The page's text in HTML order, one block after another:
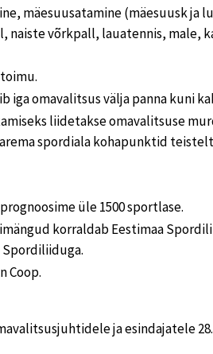
mäesuusatamine (mäesuusk ja
naiste võrkpall, lauatennis, male,
iga omavalitsus välja panna kuni
liidetakse omavalitsuse
spordiala kohapunktid
üle 1500 sportlase.
korraldab Eestimaa
Spordiliiduga.
Coop.
ja esindajatele